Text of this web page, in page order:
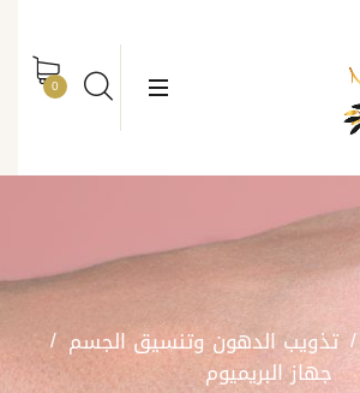
0
تذويب الدهون وتنسيق الجسم
جهاز البريميوم